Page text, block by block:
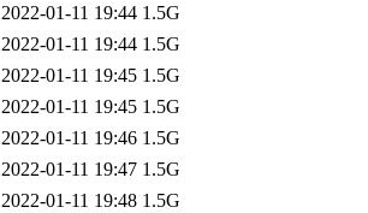
2022-01-11 19:44 1.5G
2022-01-11 19:44 1.5G
2022-01-11 19:45 1.5G
2022-01-11 19:45 1.5G
2022-01-11 19:46 1.5G
2022-01-11 19:47 1.5G
2022-01-11 19:48 1.5G